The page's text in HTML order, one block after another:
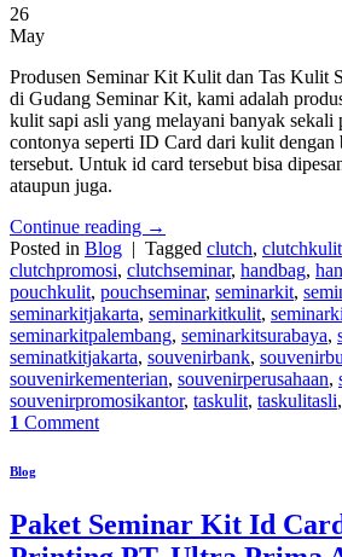
26
May
Produsen Seminar Kit Kulit dan Tas Kulit
di Gudang Seminar Kit, kami adalah
kulit sapi asli yang melayani banyak sekali
contonya seperti ID Card dari kulit dengan
tersebut. Untuk id card tersebut bisa
ataupun juga.
Continue reading →
Posted in Blog | Tagged clutch, clutchkulit
clutchpromosi, clutchseminar, handbag,
pouchkulit, pouchseminar, seminarkit,
seminarkitjakarta, seminarkitkulit,
seminarkitpalembang, seminarkitsurabaya,
seminatkitjakarta, souvenirbank,
souvenirkementerian, souvenirperusahaan,
souvenirpromosikantor, taskulit, taskulitasli,
1 Comment
Blog
Paket Seminar Kit Id